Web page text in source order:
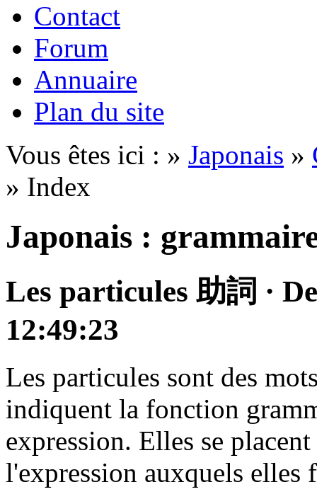
Contact
Forum
Annuaire
Plan du site
Vous êtes ici : » Japonais »
» Index
Japonais :
Les particules 助詞 ·
12:49:23
Les particules sont des
indiquent la fonction
expression. Elles se
l'expression auxquels elles